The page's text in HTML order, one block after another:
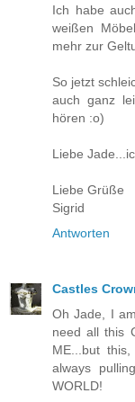
Ich habe
weißen
mehr zur
So jetzt
auch ganz
hören :o)
Liebe
Liebe Grüße
Sigrid
Antworten
Castles
Oh Jade, I
need all this
ME...but
always
WORLD!